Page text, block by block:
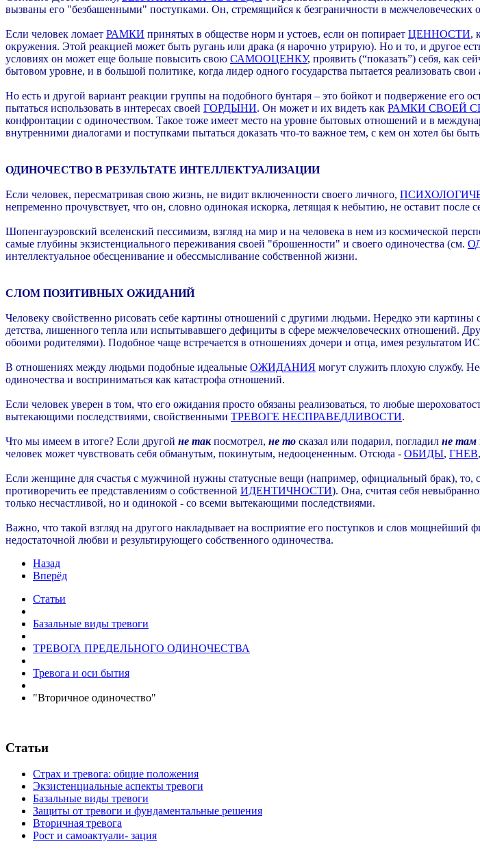
вызваны его "безбашенными" поступками. Он, стремящийся к безграничности в межчеловеческих
Если человек ломает РАМКИ принятых в обществе норм и устоев, если он попирает ЦЕННОСТИ,
окружения. Этой реакцией может быть ругань или драка (я нарочно утрирую). Но и то, и другое
условиях он может еще больше повысить свою САМООЦЕНКУ, проявить (“показать”) себя, как
бытовом уровне, и в большой политике, когда лидер одного государства пытается реализовать
Но есть и другой вариант реакции группы на подобного бунтаря – это бойкот и подвержение его
пытаться использовать в интересах своей ГОРДЫНИ. Он может и их видеть как РАМКИ СВОЕЙ
конфронтации с одиночеством. Такое тоже имеет место на уровне бытовых отношений и в
внутренними диалогами и поступками пытаться доказать что-то важное тем, с кем он хотел бы
ОДИНОЧЕСТВО В РЕЗУЛЬТАТЕ ИНТЕЛЛЕКТУАЛИЗАЦИИ
Если человек, пересматривая свою жизнь, не видит включенности своего личного,
непременно прочувствует, что он, словно одинокая искорка, летящая к небытию, не оставит после
Шопенгауэровский вселенский пессимизм, взгляд на мир и на человека в нем из космической
самые глубины экзистенциального переживания своей "брошенности" и своего одиночества (см.
интеллектуальное обесценивание и обессмысливание собственной жизни.
СЛОМ ПОЗИТИВНЫХ ОЖИДАНИЙ
Человеку свойственно рисовать себе картины отношений с другими людьми. Нередко эти картины
детства, лишенного тепла или испытывавшего дефициты в сфере межчеловеческих отношений.
обоими родителями). Подобное чаще встречается в отношениях дочери и отца, имея
В отношениях между людьми подобные идеальные ОЖИДАНИЯ могут служить плохую службу.
одиночества и восприниматься как катастрофа отношений.
Если человек уверен в том, что его ожидания просто обязаны реализоваться, то любые
вытекающими последствиями, свойственными ТРЕВОГЕ НЕСПРАВЕДЛИВОСТИ.
Что мы имеем в итоге? Если другой не такпосмотрел, не то сказал или подарил, погладил не там
человек может чувствовать себя обманутым, покинутым, недооцененным. Отсюда - ОБИДЫ, ГНЕВ,
Если женщине для счастья с мужчиной нужны статусные вещи (например, официальный брак), то,
противоречить ее представлениям о собственной ИДЕНТИЧНОСТИ). Она, считая себя
только несчастливой, но и одинокой - со всеми вытекающими последствиями.
Важно, что такой взгляд на другого накладывает на восприятие его поступков и слов
недостаточной любви и результирующего собственного одиночества.
Назад
Вперёд
Статьи
Базальные виды тревоги
ТРЕВОГА ПРЕДЕЛЬНОГО ОДИНОЧЕСТВА
Тревога и оси бытия
"Вторичное одиночество"
Статьи
Страх и тревога: общие положения
Экзистенциальные аспекты тревоги
Базальные виды тревоги
Защиты от тревоги и фундаментальные решения
Вторичная тревога
Рост и самоактуали- зация